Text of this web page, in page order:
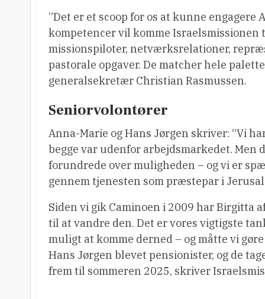
”Det er et scoop for os at kunne engagere
kompetencer vil komme Israelsmissionen
missionspiloter, netværksrelationer,
pastorale opgaver. De matcher hele
generalsekretær Christian Rasmussen.
Seniorvolontører
Anna-Marie og Hans Jørgen skriver: “Vi
begge var udenfor arbejdsmarkedet. Men
forundrede over muligheden – og vi er
gennem tjenesten som præstepar i
Siden vi gik Caminoen i 2009 har Birgitta
til at vandre den. Det er vores vigtigste
muligt at komme derned – og måtte vi
Hans Jørgen blevet pensionister, og de
frem til sommeren 2025, skriver